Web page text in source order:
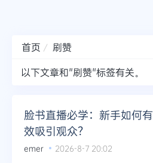
首页
刷赞
以下文章和"刷赞"标签有关。
脸书直播必学：新手如何有
效吸引观众？
emer 2026-8-7 20:02